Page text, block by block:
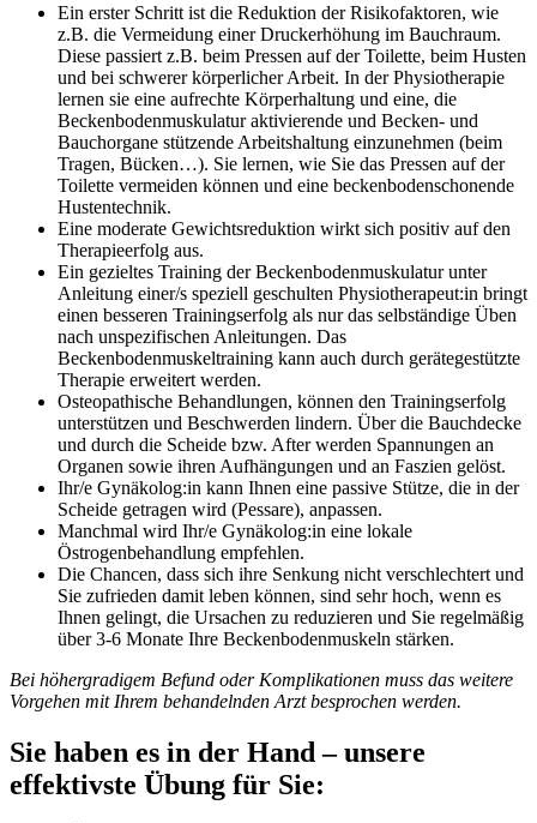
Ein erster Schritt ist die Reduktion der Risikofaktoren, wie
z.B. die Vermeidung einer Druckerhöhung im Bauchraum.
Diese passiert z.B. beim Pressen auf der Toilette, beim Husten
und bei schwerer körperlicher Arbeit. In der Physiotherapie
lernen sie eine aufrechte Körperhaltung und eine, die
Beckenbodenmuskulatur aktivierende und Becken- und
Bauchorgane stützende Arbeitshaltung einzunehmen (beim
Tragen, Bücken…). Sie lernen, wie Sie das Pressen auf der
Toilette vermeiden können und eine beckenbodenschonende
Hustentechnik.
Eine moderate Gewichtsreduktion wirkt sich positiv auf den
Therapieerfolg aus.
Ein gezieltes Training der Beckenbodenmuskulatur unter
Anleitung einer/s speziell geschulten Physiotherapeut:in bringt
einen besseren Trainingserfolg als nur das selbständige Üben
nach unspezifischen Anleitungen. Das
Beckenbodenmuskeltraining kann auch durch gerätegestützte
Therapie erweitert werden.
Osteopathische Behandlungen, können den Trainingserfolg
unterstützen und Beschwerden lindern. Über die Bauchdecke
und durch die Scheide bzw. After werden Spannungen an
Organen sowie ihren Aufhängungen und an Faszien gelöst.
Ihr/e Gynäkolog:in kann Ihnen eine passive Stütze, die in der
Scheide getragen wird (Pessare), anpassen.
Manchmal wird Ihr/e Gynäkolog:in eine lokale
Östrogenbehandlung empfehlen.
Die Chancen, dass sich ihre Senkung nicht verschlechtert und
Sie zufrieden damit leben können, sind sehr hoch, wenn es
Ihnen gelingt, die Ursachen zu reduzieren und Sie regelmäßig
über 3-6 Monate Ihre Beckenbodenmuskeln stärken.
Bei höhergradigem Befund oder Komplikationen muss das weitere
Vorgehen mit Ihrem behandelnden Arzt besprochen werden.
Sie haben es in der Hand – unsere
effektivste Übung für Sie: